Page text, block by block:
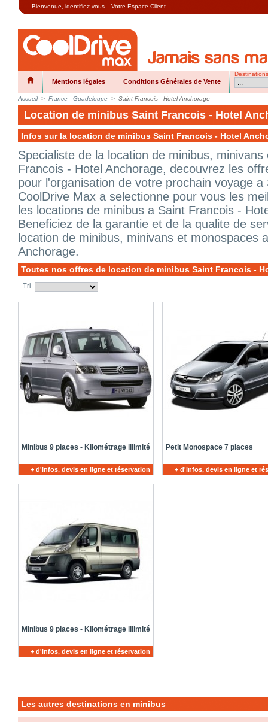
Bienvenue, identifiez-vous Votre Espace Client
Mentions légales Conditions Générales de Vente
Destinations
Accueil > France - Guadeloupe > Saint Francois - Hotel Anchorage
Location de minibus Saint Francois - Hotel
Infos sur la location de minibus Saint Francois - Hotel
Specialiste de la location de minibus,
Francois - Hotel Anchorage, decouvrez les
pour l'organisation de votre prochain voyage
CoolDrive Max a selectionne pour vous les
les locations de minibus a Saint Francois -
Beneficiez de la garantie et de la qualite de
location de minibus, minivans et monospaces
Anchorage.
Toutes nos offres de location de minibus Saint Francois -
Tri
Minibus 9 places - Kilométrage illimité
+ d'infos, devis en ligne et réservation
Petit Monospace 7 places
+ d'infos, devis en ligne et
Minibus 9 places - Kilométrage illimité
+ d'infos, devis en ligne et réservation
Les autres destinations en minibus